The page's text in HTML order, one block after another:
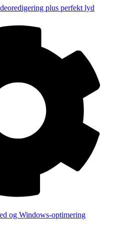
plus perfekt lyd
og Windows-optimering